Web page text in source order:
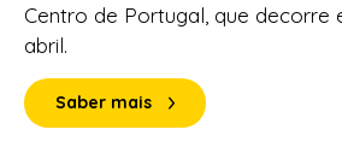
Centro de Portugal, que decorre
abril.
Saber mais